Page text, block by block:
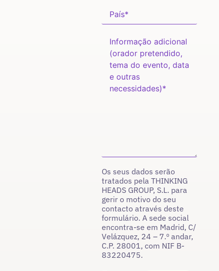
Os seus dados serão
tratados pela THINKING
HEADS GROUP, S.L. para
gerir o motivo do seu
contacto através deste
formulário. A sede social
encontra-se em Madrid, C/
Velázquez, 24 – 7.º andar,
C.P. 28001, com NIF B-
83220475.